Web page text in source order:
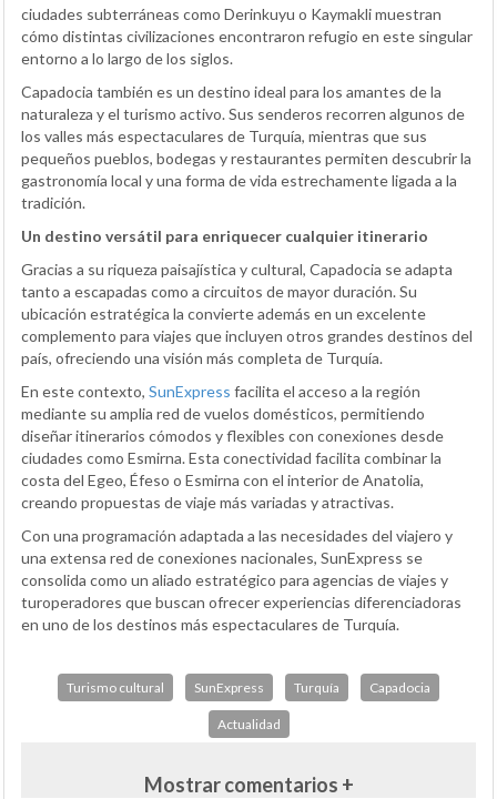
ciudades subterráneas como Derinkuyu o Kaymakli muestran
cómo distintas civilizaciones encontraron refugio en este singular
entorno a lo largo de los siglos.
Capadocia también es un destino ideal para los amantes de la
naturaleza y el turismo activo. Sus senderos recorren algunos de
los valles más espectaculares de Turquía, mientras que sus
pequeños pueblos, bodegas y restaurantes permiten descubrir la
gastronomía local y una forma de vida estrechamente ligada a la
tradición.
Un destino versátil para enriquecer cualquier itinerario
Gracias a su riqueza paisajística y cultural, Capadocia se adapta
tanto a escapadas como a circuitos de mayor duración. Su
ubicación estratégica la convierte además en un excelente
complemento para viajes que incluyen otros grandes destinos del
país, ofreciendo una visión más completa de Turquía.
En este contexto, SunExpress facilita el acceso a la región
mediante su amplia red de vuelos domésticos, permitiendo
diseñar itinerarios cómodos y flexibles con conexiones desde
ciudades como Esmirna. Esta conectividad facilita combinar la
costa del Egeo, Éfeso o Esmirna con el interior de Anatolia,
creando propuestas de viaje más variadas y atractivas.
Con una programación adaptada a las necesidades del viajero y
una extensa red de conexiones nacionales, SunExpress se
consolida como un aliado estratégico para agencias de viajes y
turoperadores que buscan ofrecer experiencias diferenciadoras
en uno de los destinos más espectaculares de Turquía.
Turismo cultural SunExpress Turquía Capadocia
Actualidad
Mostrar comentarios +